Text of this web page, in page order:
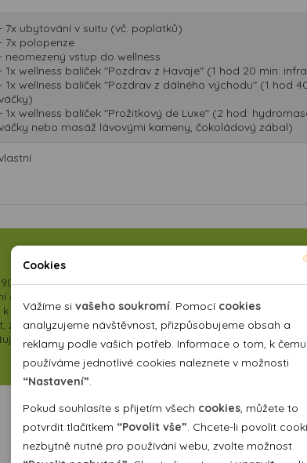
7x ubytování v suitu (vč. poplatků)
7x polopenze
neomezený vstup do wellness
1x wellness balíček "Pozdrav z Havaje" (1 hod 20 min:
1x wellness balíček "Pozdrav z dálného východu" (1 hod
1x wellness balíček "Prožitkový de Luxe" (2 hod:
nebo masáž lávovými kameny, čokoládový zábal)
- více informacíZDE
a vyšší kategorii zajišťovaných služeb. Můžete si přečíst
nám vracejí a poskytujeme jim slevy
zarezervovat, objednat i zaplatit
navybrané zájezdy
Cookies
Vážíme si vašeho soukromí. Pomocí cookies
analyzujeme návštěvnost, přizpůsobujeme obsah a
reklamy podle vašich potřeb. Informace o tom, k čemu
používáme jednotlivé cookies naleznete v možnosti
“Nastavení”.
Pokud souhlasíte s přijetím všech cookies, můžete to
potvrdit tlačítkem “Povolit vše”. Chcete-li povolit
nezbytně nutné pro používání webu, zvolte možnost
Nutné cookies pomáhají, aby byla webová stránka
použitelná tak, že umožní základní funkce jako navigace
stránky a přístup k zabezpečeným sekcím webové
Webová stránka nemůže správně fungovat bez těchto
cookies.
Analytické cookies
Pomocí analytických cookies můžeme měřit